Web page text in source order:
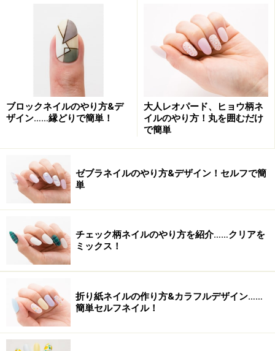
アルミホイルの上にアクリル絵の具を取る
2．柄を描くのに便利なアクリル絵の具を用意します。
アルミホイルの上で、茶色と白を混ぜて、ミルキーな茶
色を作ります。
もちろん茶色をそのまま塗っても問題ありませんが、絵
ネイルが楽しくなりますよ。
3．ベースカラーが完全に乾いてから、平筆に絵の具を
取り、描きやすいところからハケの幅を活かして線を引
きます。縦に2本、横に3本引くので、間隔をなんとなく
ブロックネイルのやり方&デ
ザイン……縁どりで簡単！
大人レオパード、ヒョウ柄ネ
イルのやり方！丸を囲むだけ
で簡単
ゼブラネイルのやり方&デザイン！セルフで簡
単
チェック柄ネイルのやり方を紹介……クリアを
ミックス！
折り紙ネイルの作り方&カラフルデザイン……
簡単セルフネイル！